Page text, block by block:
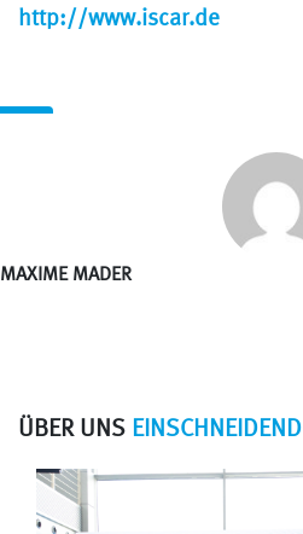
http://www.iscar.de
MAXIME MADER
ÜBER UNS EINSCHNEIDEND